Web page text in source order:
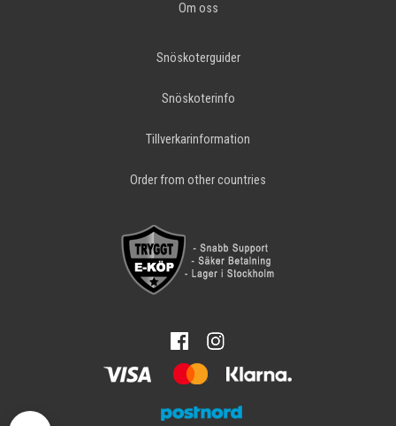
Om oss
Snöskoterguider
Snöskoterinfo
Tillverkarinformation
Order from other countries